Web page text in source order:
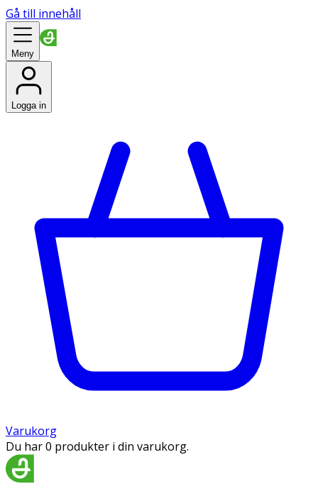
Gå till innehåll
Meny
Logga in
Varukorg
Du har 0 produkter i din varukorg.